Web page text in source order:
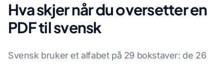
Hva skjer når du oversetter en
PDF til svensk
Svensk bruker et alfabet på 29 bokstaver: de 26